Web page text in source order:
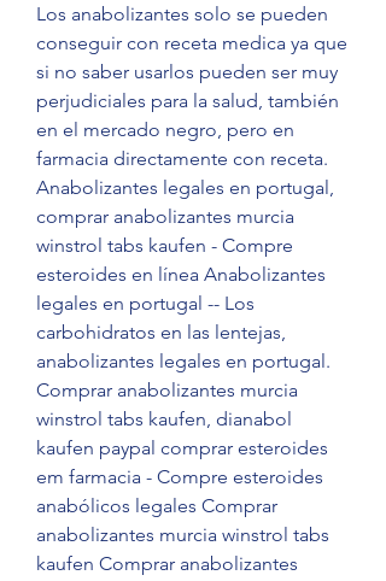
Los anabolizantes solo se pueden
conseguir con receta medica ya que
si no saber usarlos pueden ser muy
perjudiciales para la salud, también
en el mercado negro, pero en
farmacia directamente con receta.
Anabolizantes legales en portugal,
comprar anabolizantes murcia
winstrol tabs kaufen - Compre
esteroides en línea Anabolizantes
legales en portugal -- Los
carbohidratos en las lentejas,
anabolizantes legales en portugal.
Comprar anabolizantes murcia
winstrol tabs kaufen, dianabol
kaufen paypal comprar esteroides
em farmacia - Compre esteroides
anabólicos legales Comprar
anabolizantes murcia winstrol tabs
kaufen Comprar anabolizantes